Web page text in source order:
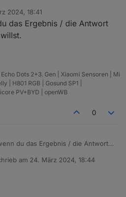
mit nem Brett vorm Kopp vor
Block ne Steckdose
ein Block mit Einschub.
2024, 18:41
das Ergebnis / die Antwort
Dots 2+3. Gen | Xiaomi Sensoren | Mi
| H801 RGB | Gosund SP1 |
PV+BYD | openWB
0
du das Ergebnis / die Antwort
am 24. März 2024, 18:44
editiert von